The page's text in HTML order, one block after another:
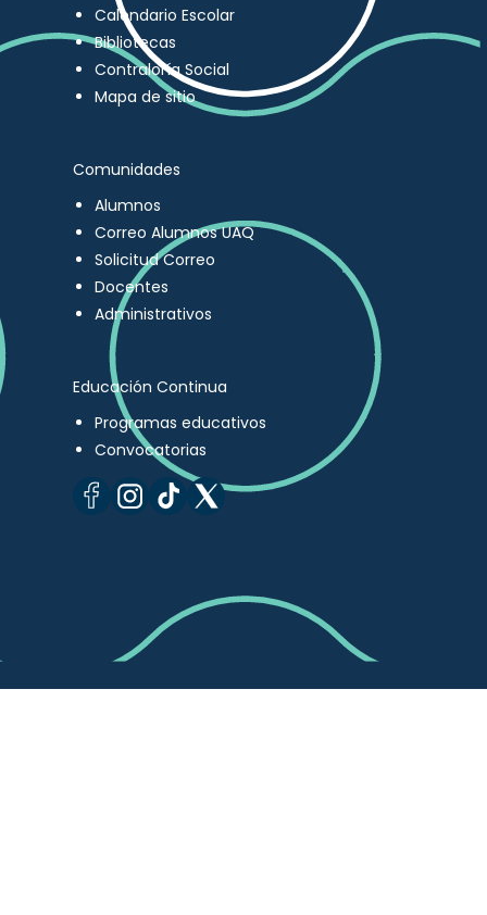
Calendario Escolar
Bibliotecas
Contraloría Social
Mapa de sitio
Comunidades
Alumnos
Correo Alumnos UAQ
Solicitud Correo
Docentes
Administrativos
Educación Continua
Programas educativos
Convocatorias